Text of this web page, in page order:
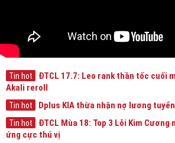
Tin hot
ĐTCL 17.7: Leo rank thần tốc cuối
Akali reroll
Tin hot Dplus KIA thừa nhận nợ lương
Tin hot
ĐTCL Mùa 18: Top 3 Lõi Kim Cương
ứng cực thú vị